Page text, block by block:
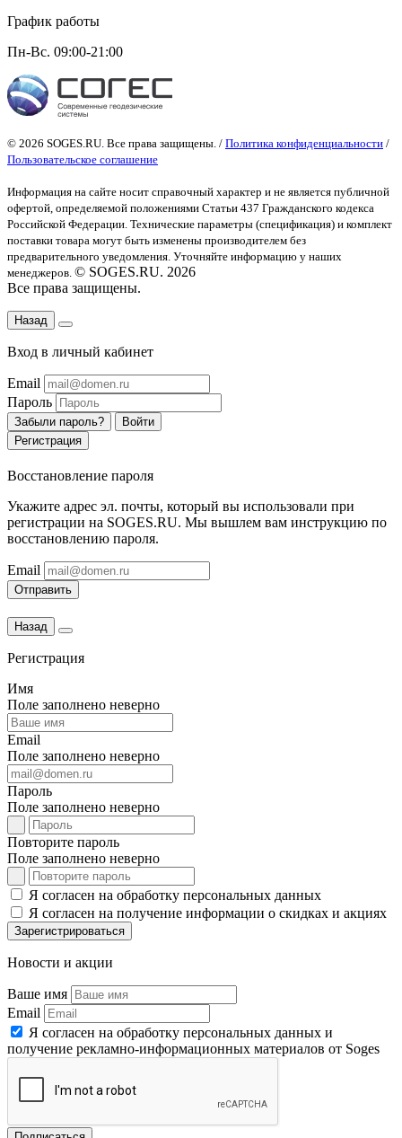
График работы
Пн-Вс. 09:00-21:00
© 2026 SOGES.RU. Все права защищены. / Политика конфиденциальности /
Пользовательское соглашение
Информация на сайте носит справочный характер и не является публичной
офертой, определяемой положениями Статьи 437 Гражданского кодекса
Российской Федерации. Технические параметры (спецификация) и комплект
поставки товара могут быть изменены производителем без
предварительного уведомления. Уточняйте информацию у наших
менеджеров. © SOGES.RU. 2026
Все права защищены.
Назад
Вход в личный кабинет
Email
Пароль
Забыли пароль?
Войти
Регистрация
Восстановление пароля
Укажите адрес эл. почты, который вы использовали при
регистрации на SOGES.RU. Мы вышлем вам инструкцию по
восстановлению пароля.
Email
Отправить
Назад
Регистрация
Имя
Поле заполнено неверно
Email
Поле заполнено неверно
Пароль
Поле заполнено неверно
Повторите пароль
Поле заполнено неверно
Я согласен на обработку персональных данных
Я согласен на получение информации о скидках и акциях
Зарегистрироваться
Новости и акции
Ваше имя
Email
Я согласен на обработку персональных данных и
получение рекламно-информационных материалов от Soges